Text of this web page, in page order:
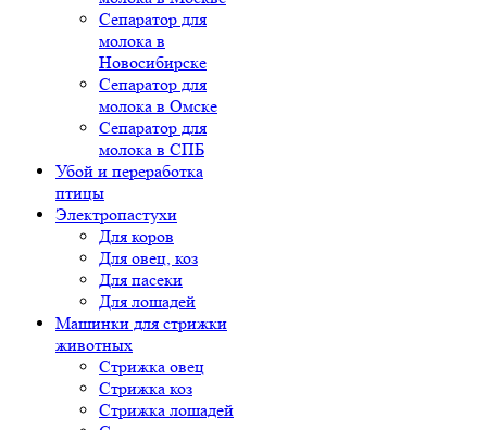
Сепаратор для
молока в
Новосибирске
Сепаратор для
молока в Омске
Сепаратор для
молока в СПБ
Убой и переработка
птицы
Электропастухи
Для коров
Для овец, коз
Для пасеки
Для лошадей
Машинки для стрижки
животных
Стрижка овец
Стрижка коз
Стрижка лошадей